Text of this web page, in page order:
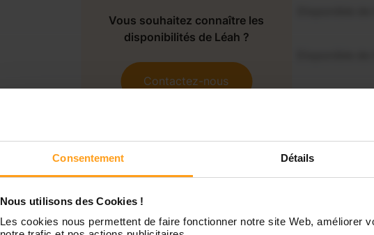
Consentement Détails
Nous utilisons des Cookies !
Les cookies nous permettent de faire fonctionner notre site Web, améliorer
Disponible
Vous souhaitez connaître les
disponibilités de Léah ?
Contactez-nous